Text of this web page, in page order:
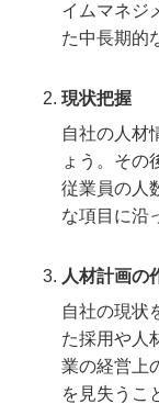
イムマネジ
た中長期的
現状把握
自社の人材
ょう。その
従業員の人
な項目に沿
人材計画の
自社の現状
た採用や人
業の経営上
を見失うこ